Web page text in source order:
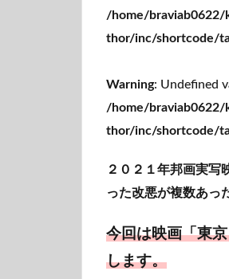
/home/braviab0622/
thor/inc/shortcode/
Warning: Undefined
/home/braviab0622/
thor/inc/shortcode/
２０２１年邦画実
った改悪が複数あっ
今回は映画「東
します。